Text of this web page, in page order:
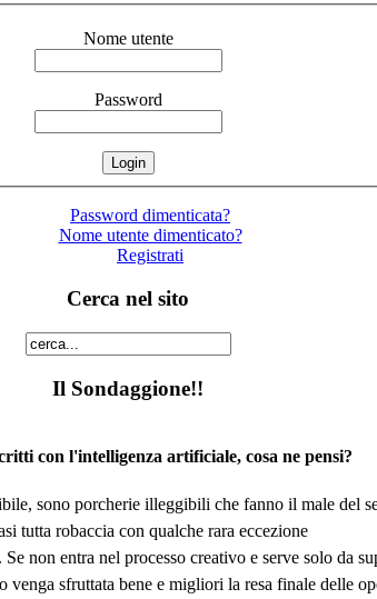
Nome utente
Password
Password dimenticata?
Nome utente dimenticato?
Registrati
Cerca nel sito
Il Sondaggione!!
con l'intelligenza artificiale, cosa ne pensi?
sono porcherie illeggibili che fanno il male del
tutta robaccia con qualche rara eccezione
non entra nel processo creativo e serve solo da
venga sfruttata bene e migliori la resa finale delle